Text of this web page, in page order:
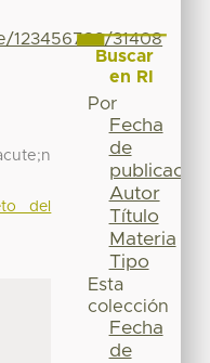
123456789/31408
del
Buscar
en RI
Por
Fecha
de
publicación
Autor
Título
Materia
Tipo
Esta
colección
Fecha
de